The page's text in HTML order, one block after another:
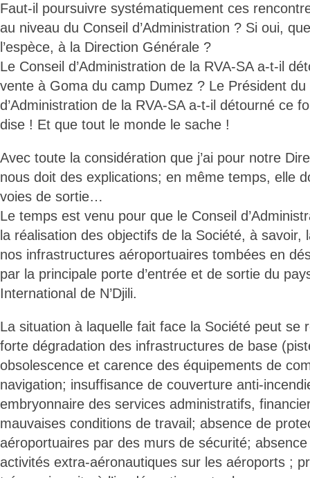
Faut-il poursuivre systématiquement ces
au niveau du Conseil d’Administration ? Si oui,
l’espèce, à la Direction Générale ?
Le Conseil d’Administration de la RVA-SA a-t-il
vente à Goma du camp Dumez ? Le Président du
d’Administration de la RVA-SA a-t-il détourné ce
dise ! Et que tout le monde le sache !
Avec toute la considération que j’ai pour notre
nous doit des explications; en même temps, elle
voies de sortie…
Le temps est venu pour que le Conseil
la réalisation des objectifs de la Société, à savoir,
nos infrastructures aéroportuaires tombées en
par la principale porte d’entrée et de sortie du
International de N’Djili.
La situation à laquelle fait face la Société peut se
forte dégradation des infrastructures de base
obsolescence et carence des équipements de
navigation; insuffisance de couverture anti-
embryonnaire des services administratifs,
mauvaises conditions de travail; absence de
aéroportuaires par des murs de sécurité; absence
activités extra-aéronautiques sur les aéroports ;